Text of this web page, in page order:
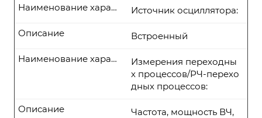
Источник осциллятора:
Наименование характеристики
Встроенный
Описание
Измерения переходны
х процессов/РЧ-перехо
дных процессов:
Наименование характеристики
Частота, мощность ВЧ,
Описание